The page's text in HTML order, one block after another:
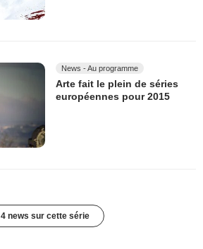
News - Au programme
Arte fait le plein de séries
européennes pour 2015
4 news sur cette série